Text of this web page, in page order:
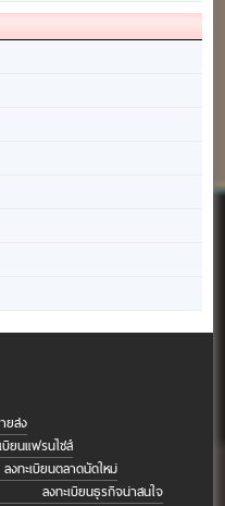
ยส่ง
บียนแฟรนไชส์
ลงทะเบียนตลาดนัดใหม่
ลงทะเบียนธุรกิจน่าสนใจ